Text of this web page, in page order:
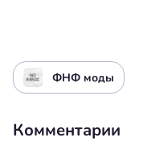
ФНФ моды
Комментарии